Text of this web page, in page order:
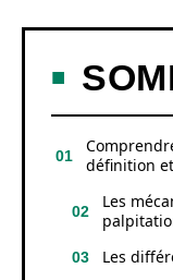
définition
Les
Les